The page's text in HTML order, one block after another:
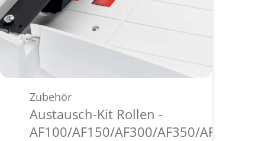
Zubehör
Austausch-Kit Rollen -
AF100/AF150/AF300/AF350/AF500